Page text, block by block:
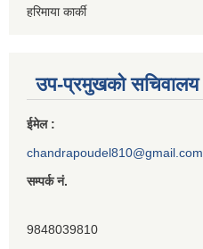
हरिमाया कार्की
उप-प्रमुखको सचिवालय
ईमेल :
chandrapoudel810@gmail.com
सम्पर्क नं.
9848039810